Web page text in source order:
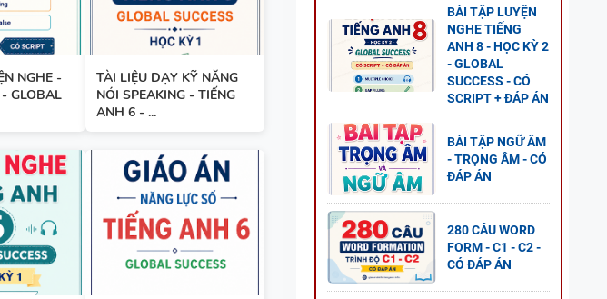
FORM THEO TỪNG
TIẾNG ANH 10 - GLOBAL
- HỌC KỲ 1 - CÓ ĐÁP ÁN
WORD FORM TIẾNG ANH 8 -
SUCCESS THEO TỪNG UNIT
1 - CÓ ĐÁP ÁN
NGHE -
GLOBAL
TÀI LIỆU DẠY KỸ NĂNG
NÓI SPEAKING - TIẾNG
ANH 6 - ...
BÀI TẬP LUYỆN
NGHE TIẾNG
ANH 8 - HỌC KỲ 2
- GLOBAL
SUCCESS - CÓ
SCRIPT + ĐÁP ÁN
BÀI TẬP NGỮ ÂM
- TRỌNG ÂM - CÓ
ĐÁP ÁN
280 CÂU WORD
FORM - C1 - C2 -
CÓ ĐÁP ÁN